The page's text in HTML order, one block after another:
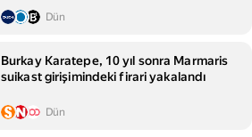
Dün
Burkay Karatepe, 10 yıl sonra Marmaris
suikast girişimindeki firari yakalandı
Dün